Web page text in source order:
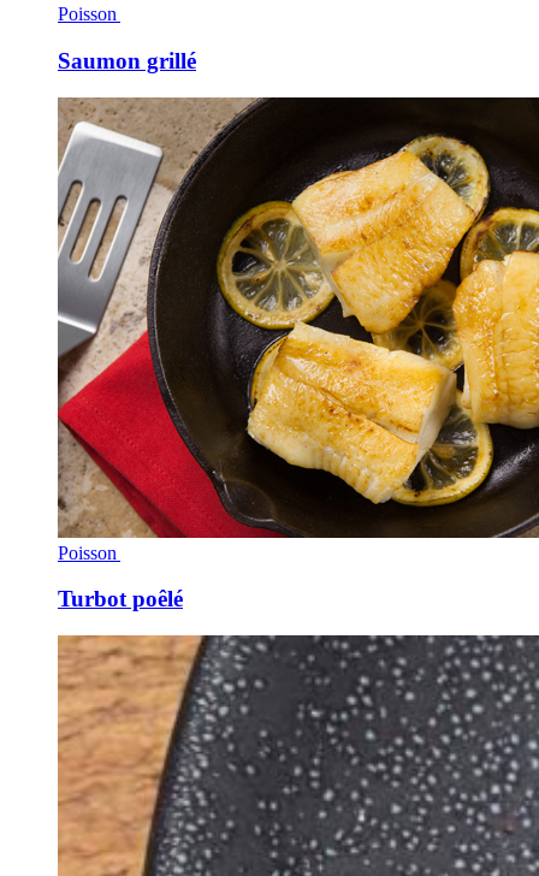
Poisson
Saumon grillé
Poisson
Turbot poêlé